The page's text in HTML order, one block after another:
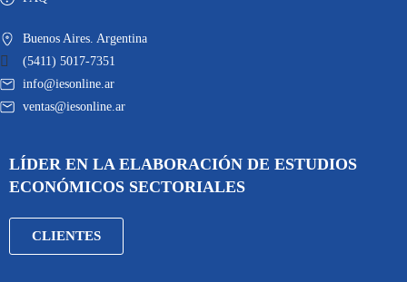
Buenos Aires. Argentina
(5411) 5017-7351
info@iesonline.ar
ventas@iesonline.ar
LÍDER EN LA ELABORACIÓN DE ESTUDIOS
ECONÓMICOS SECTORIALES
CLIENTES